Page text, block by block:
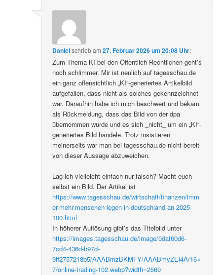
Danielschriebam27. Februar 2026 um 20:08 Uhr:
Zum Thema KI bei den Öffentlich-Rechtlichen geht’s
noch schlimmer. Mir ist neulich auf tagesschau.de
ein ganz offensichtlich „KI“-generiertes Artikelbild
aufgefallen, dass nicht als solches gekennzeichnet
war. Daraufhin habe ich mich beschwert und bekam
als Rückmeldung, dass das Bild von der dpa
übernommen wurde und es sich _nicht_ um ein „KI“-
generiertes Bild handele. Trotz insistieren
meinerseits war man bei tagesschau.de nicht bereit
von dieser Aussage abzuweichen.
Lag ich vielleicht einfach nur falsch? Macht euch
selbst ein Bild. Der Artikel ist
https://www.tagesschau.de/wirtschaft/finanzen/imm
er-mehr-menschen-legen-in-deutschland-an-2025-
100.html
In höherer Auflösung gibt’s das Titelbild unter
https://images.tagesschau.de/image/0daf60d6-
7cd4-436d-b97d-
9ff2757218b5/AAABmzBKMFY/AAABmyZEl4A/16×
7/online-trading-102.webp?width=2560